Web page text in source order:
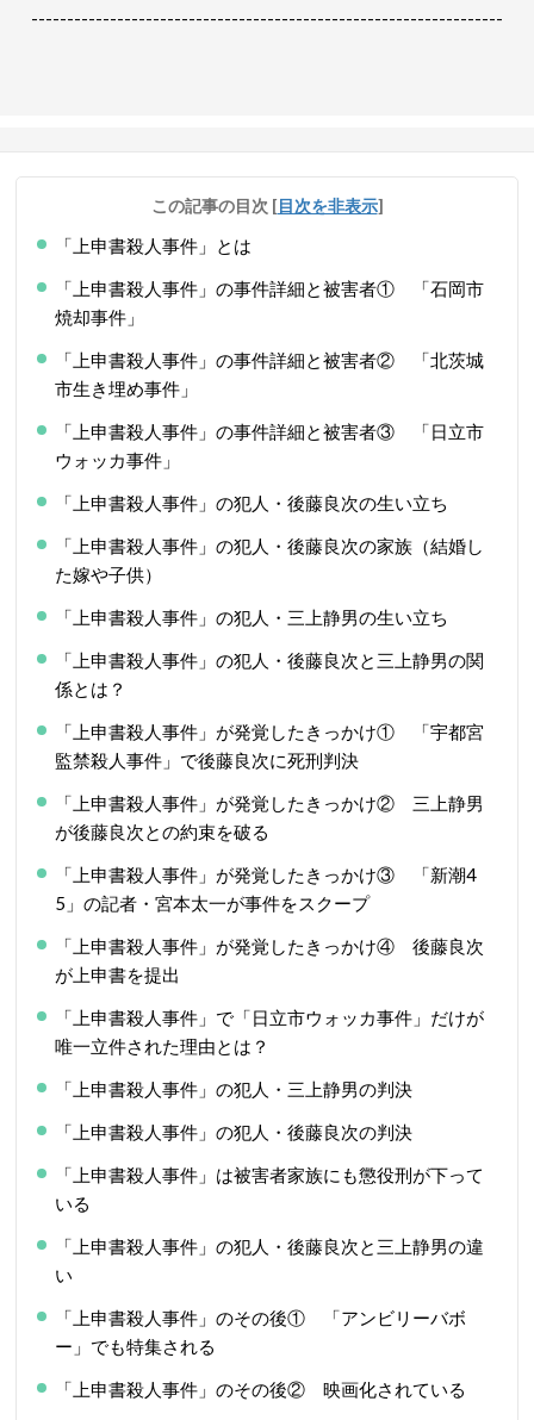
------------------------------------------------------------------
この記事の目次 [目次を非表示]
「上申書殺人事件」とは
「上申書殺人事件」の事件詳細と被害者① 「石岡市
焼却事件」
「上申書殺人事件」の事件詳細と被害者② 「北茨城
市生き埋め事件」
「上申書殺人事件」の事件詳細と被害者③ 「日立市
ウォッカ事件」
「上申書殺人事件」の犯人・後藤良次の生い立ち
「上申書殺人事件」の犯人・後藤良次の家族（結婚し
た嫁や子供）
「上申書殺人事件」の犯人・三上静男の生い立ち
「上申書殺人事件」の犯人・後藤良次と三上静男の関
係とは？
「上申書殺人事件」が発覚したきっかけ① 「宇都宮
監禁殺人事件」で後藤良次に死刑判決
「上申書殺人事件」が発覚したきっかけ② 三上静男
が後藤良次との約束を破る
「上申書殺人事件」が発覚したきっかけ③ 「新潮4
5」の記者・宮本太一が事件をスクープ
「上申書殺人事件」が発覚したきっかけ④ 後藤良次
が上申書を提出
「上申書殺人事件」で「日立市ウォッカ事件」だけが
唯一立件された理由とは？
「上申書殺人事件」の犯人・三上静男の判決
「上申書殺人事件」の犯人・後藤良次の判決
「上申書殺人事件」は被害者家族にも懲役刑が下って
いる
「上申書殺人事件」の犯人・後藤良次と三上静男の違
い
「上申書殺人事件」のその後① 「アンビリーバボ
ー」でも特集される
「上申書殺人事件」のその後② 映画化されている